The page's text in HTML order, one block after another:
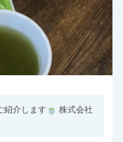
紹介します🍵 株式会社